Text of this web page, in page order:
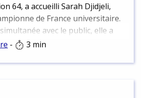
64, a accueilli Sarah Djidjeli,
de France universitaire.
avec le public, elle a
et joueurs. Résultat final, alors
pour Sarah. C'est ici l'occasion de
- 3 min